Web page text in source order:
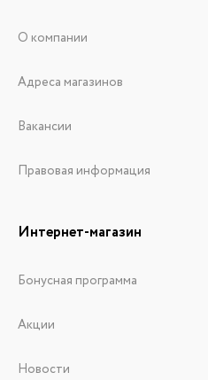
О компании
Адреса магазинов
Вакансии
Правовая информация
Интернет-магазин
Бонусная программа
Акции
Новости